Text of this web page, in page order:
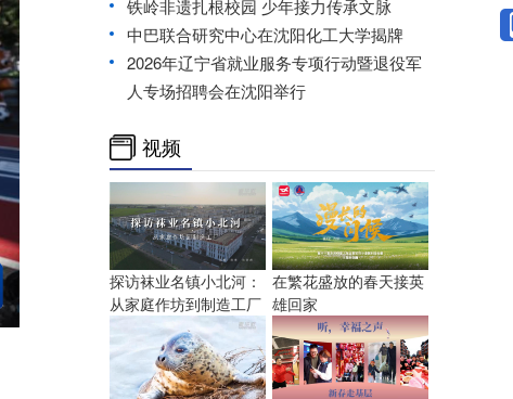
铁岭非遗扎根校园 少年接力传承文脉
中巴联合研究中心在沈阳化工大学揭牌
2026年辽宁省就业服务专项行动暨退役军
人专场招聘会在沈阳举行
视频
探访袜业名镇小北河：
从家庭作坊到制造工厂
在繁花盛放的春天接英
雄回家